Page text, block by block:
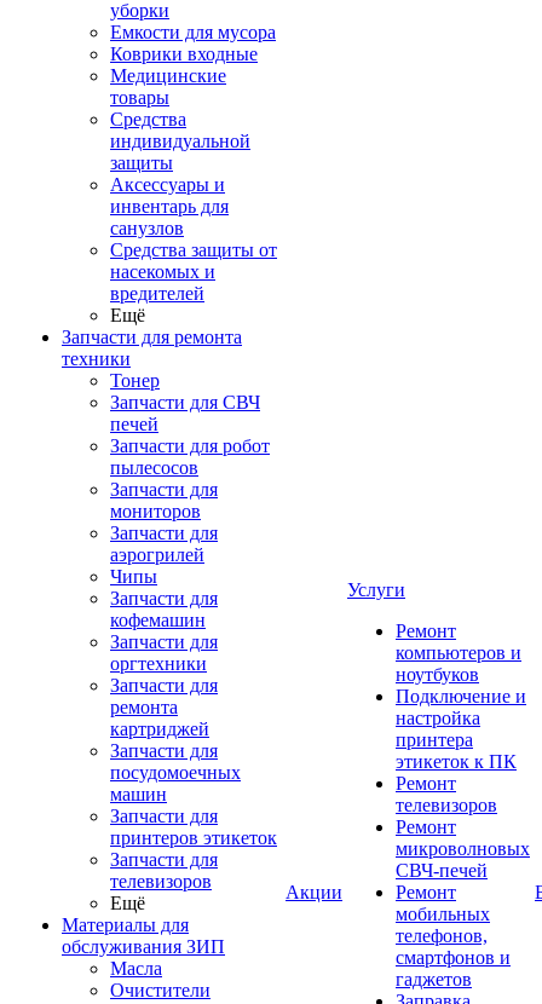
уборки
Емкости для мусора
Коврики входные
Медицинские
товары
Средства
индивидуальной
защиты
Аксессуары и
инвентарь для
санузлов
Средства защиты от
насекомых и
вредителей
Ещё
Запчасти для ремонта
техники
Тонер
Запчасти для СВЧ
печей
Запчасти для робот
пылесосов
Запчасти для
мониторов
Запчасти для
аэрогрилей
Чипы
Запчасти для
кофемашин
Запчасти для
оргтехники
Запчасти для
ремонта
картриджей
Запчасти для
посудомоечных
машин
Запчасти для
принтеров этикеток
Запчасти для
телевизоров
Ещё
Материалы для
обслуживания ЗИП
Масла
Очистители
Акции
Услуги
Ремонт
компьютеров и
ноутбуков
Подключение и
настройка
принтера
этикеток к ПК
Ремонт
телевизоров
Ремонт
микроволновых
СВЧ-печей
Ремонт
мобильных
телефонов,
смартфонов и
гаджетов